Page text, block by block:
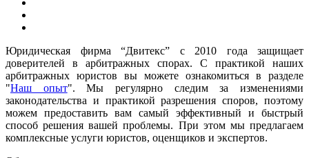
Юридическая фирма “Двитекс” с 2010 года защищает
доверителей в арбитражных спорах. С практикой наших
арбитражных юристов вы можете ознакомиться в разделе
"Наш опыт". Мы регулярно следим за изменениями
законодательства и практикой разрешения споров, поэтому
можем предоставить вам самый эффективный и быстрый
способ решения вашей проблемы. При этом мы предлагаем
комплексные услуги юристов, оценщиков и экспертов.